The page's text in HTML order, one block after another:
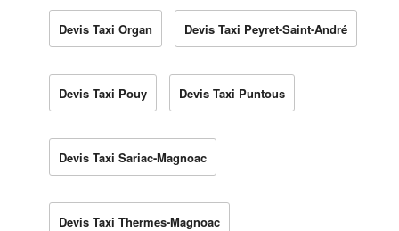
Devis Taxi Organ Devis Taxi Peyret-Saint-André
Devis Taxi Pouy Devis Taxi Puntous
Devis Taxi Sariac-Magnoac
Devis Taxi Thermes-Magnoac